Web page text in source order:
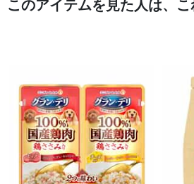
このアイテムを見た人は、